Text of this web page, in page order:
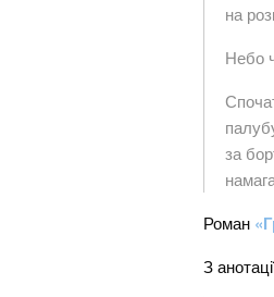
на
Небо
за
Роман
З